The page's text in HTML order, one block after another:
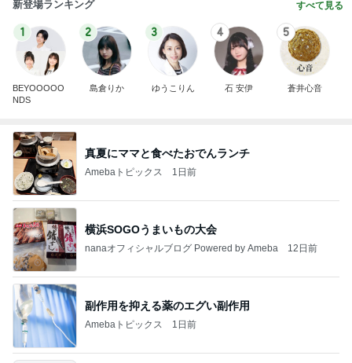
新登場ランキング すべて見る
1
BEYOOOOO
NDS
2
島倉りか
3
ゆうこりん
4
石 安伊
5
蒼井心音
真夏にママと食べたおでんランチ
Amebaトピックス 1日前
横浜SOGOうまいもの大会
nanaオフィシャルブログ Powered by Ameba 12日前
副作用を抑える薬のエグい副作用
Amebaトピックス 1日前